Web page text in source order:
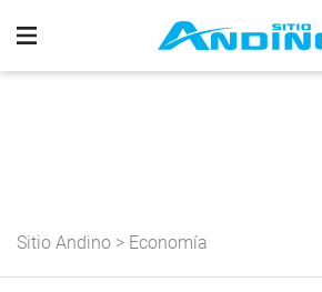
Sitio Andino > Economía